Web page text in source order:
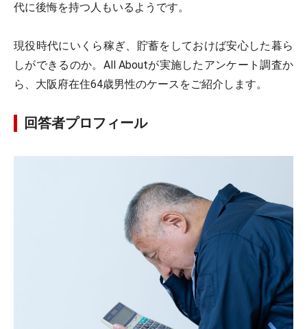
代に後悔を持つ人もいるようです。
現役時代にいくら稼ぎ、貯蓄をしておけば安心した暮ら
しができるのか。All Aboutが実施したアンケート調査か
ら、大阪府在住64歳男性のケースをご紹介します。
回答者プロフィール